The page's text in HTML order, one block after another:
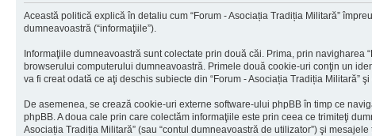
Această politică explică în detaliu cum “Forum - Asociația Tradiția Militară”
dumneavoastră (“informaţiile”).
Informaţiile dumneavoastră sunt colectate prin două căi. Prima, prin navigharea
browserului computerului dumneavoastră. Primele două cookie-uri conţin un
va fi creat odată ce aţi deschis subiecte din “Forum - Asociația Tradiția
De asemenea, se crează cookie-uri externe software-ului phpBB în timp ce
phpBB. A doua cale prin care colectăm informaţiile este prin ceea ce trimiteţi
Asociația Tradiția Militară” (sau “contul dumneavoastră de utilizator”) şi